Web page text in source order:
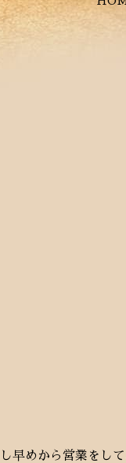
早めから営業をして